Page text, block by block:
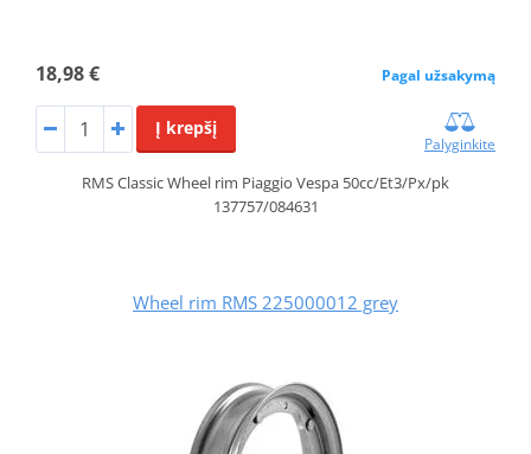
18,98 € Pagal užsakymą
Į krepšį
Palyginkite
RMS Classic Wheel rim Piaggio Vespa 50cc/Et3/Px/pk
137757/084631
Wheel rim RMS 225000012 grey